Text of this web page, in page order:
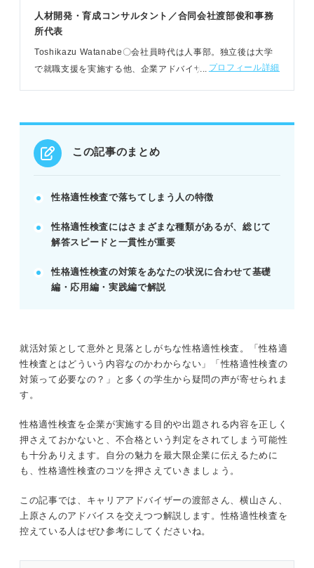
自己理解を深め、正直かつ一貫性のある回答を心が
ける。
回答を意識する。
面接での発言と矛盾しないよう、一貫性を持たせる
準備をする。
握し、意識して回答すると有利。
診断ツールや問題集で出題形式とスピード感に慣れ
受検時は時間と場所を確保し、集中して取り組む環
境を整える。
ることが大切。
POINT：1問あたりの解答時間を決め、時間切れを
記事の該当箇所を見る
性格適性検査で落ちる可能性は0ではないため
対策をしよう！
性格適性検査の問題例
性格適性検査を実施する企業の目的
※AIの特性上、間違いが含まれている場合があります。記事本文
人材開発・育成コンサルタント／合同会社渡部俊和事務
所代表
Toshikazu Watanabe〇会社員時代は人事部。独立後は大学
で就職支援を実施する他、企業アドバイザーも経験。採用・
プロフィール詳細
この記事のまとめ
性格適性検査で落ちてしまう人の特徴
性格適性検査にはさまざまな種類があるが、総じて
解答スピードと一貫性が重要
性格適性検査の対策をあなたの状況に合わせて基礎
編・応用編・実践編で解説
就活対策として意外と見落としがちな性格適性検査。「性格適
性検査とはどういう内容なのかわからない」「性格適性検査の
対策って必要なの？」と多くの学生から疑問の声が寄せられま
す。
性格適性検査を企業が実施する目的や出題される内容を正しく
押さえておかないと、不合格という判定をされてしまう可能性
も十分ありえます。自分の魅力を最大限企業に伝えるために
も、性格適性検査のコツを押さえていきましょう。
この記事では、キャリアアドバイザーの渡部さん、横山さん、
上原さんのアドバイスを交えつつ解説します。性格適性検査を
控えている人はぜひ参考にしてくださいね。